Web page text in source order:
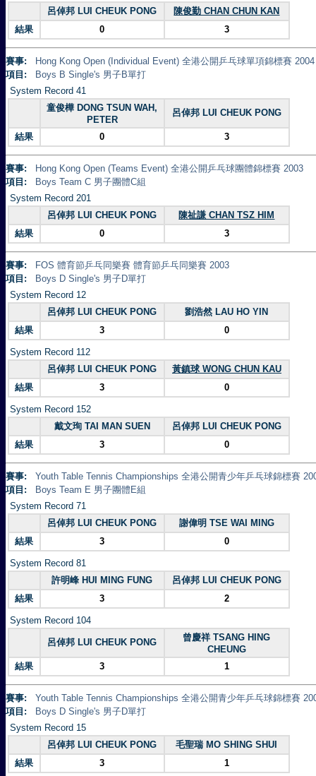
呂倬邦 LUI CHEUK PONG
陳俊勤 CHAN CHUN KAN
結果
0 3
賽事:
Hong Kong Open (Individual Event) 全港公開乒乓球單項錦標賽 2004
項目:
Boys B Single's 男子B單打
System Record 41
童俊樺 DONG TSUN WAH,
PETER
呂倬邦 LUI CHEUK PONG
結果 0 3
賽事:
Hong Kong Open (Teams Event) 全港公開乒乓球團體錦標賽 2003
項目:
Boys Team C 男子團體C組
System Record 201
呂倬邦 LUI CHEUK PONG
陳祉謙 CHAN TSZ HIM
結果
0 3
賽事:
FOS 體育節乒乓同樂賽 體育節乒乓同樂賽 2003
項目:
Boys D Single's 男子D單打
System Record 12
呂倬邦 LUI CHEUK PONG
劉浩然 LAU HO YIN
結果
3 0
System Record 112
呂倬邦 LUI CHEUK PONG
黃鎮球 WONG CHUN KAU
結果
3 0
System Record 152
戴文珣 TAI MAN SUEN
呂倬邦 LUI CHEUK PONG
結果
3 0
賽事:
Youth Table Tennis Championships 全港公開青少年乒乓球錦標賽
項目:
Boys Team E 男子團體E組
System Record 71
呂倬邦 LUI CHEUK PONG
謝偉明 TSE WAI MING
結果
3 0
System Record 81
許明峰 HUI MING FUNG
呂倬邦 LUI CHEUK PONG
結果
3 2
System Record 104
呂倬邦 LUI CHEUK PONG
曾慶祥 TSANG HING
CHEUNG
結果
3 1
賽事:
Youth Table Tennis Championships 全港公開青少年乒乓球錦標賽
項目:
Boys D Single's 男子D單打
System Record 15
呂倬邦 LUI CHEUK PONG
毛聖瑞 MO SHING SHUI
結果
3 1